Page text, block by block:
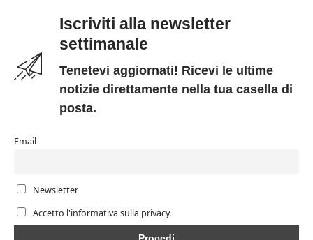
Iscriviti alla newsletter
settimanale
Tenetevi aggiornati! Ricevi le ultime
notizie direttamente nella tua casella di
posta.
Email
Newsletter
Accetto l'informativa sulla privacy.